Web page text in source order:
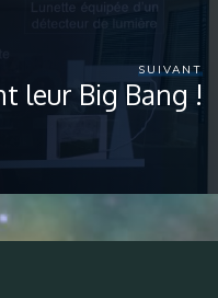
SUIVANT
leur Big Bang !